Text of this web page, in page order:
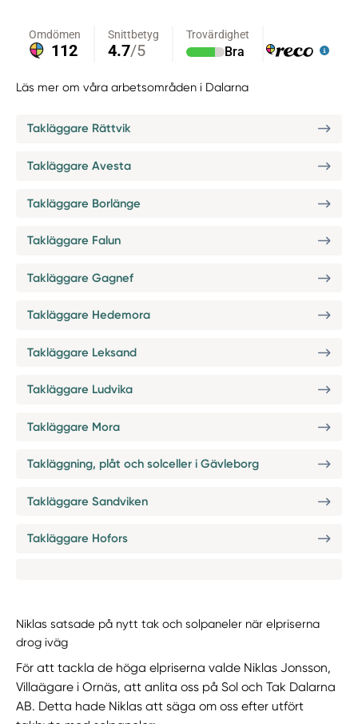
Läs mer om våra arbetsområden i Dalarna
Takläggare Rättvik
Takläggare Avesta
Takläggare Borlänge
Takläggare Falun
Takläggare Gagnef
Takläggare Hedemora
Takläggare Leksand
Takläggare Ludvika
Takläggare Mora
Takläggning, plåt och solceller i Gävleborg
Takläggare Sandviken
Takläggare Hofors
Niklas satsade på nytt tak och solpaneler när elpriserna
drog iväg
För att tackla de höga elpriserna valde Niklas Jonsson,
Villaägare i Ornäs, att anlita oss på Sol och Tak Dalarna
AB. Detta hade Niklas att säga om oss efter utfört